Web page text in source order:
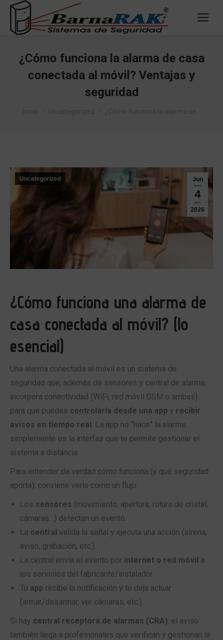
¿Cómo funciona la alarma de casa
conectada al móvil? Ventajas y
seguridad
Jun
4
2026
Uncategorized
¿Cómo funciona una alarma de
casa conectada al móvil? (lo
esencial)
Una alarma conectada al móvil es un sistema de
seguridad que, además de sensores y central de alarma,
incorpora conectividad (WiFi, red móvil GSM o ambas)
para que puedas controlarla desde una app y recibir
avisos en tiempo real. La app no “hace” la alarma:
simplemente es la interfaz que te permite gestionar el
sistema a distancia.
Para entender de verdad cómo funciona (y qué seguridad
aporta), conviene verlo como un flujo:
Los sensores (movimiento, apertura, rotura de cristal,
cámaras…) detectan un evento.
La central valida la señal y ejecuta una acción (sirena,
aviso, grabación, etc.).
La central envía el evento por internet o red móvil a
los servicios del fabricante/instalador.
Tu app recibe la notificación y te deja actuar
(armar/desarmar, ver cámaras, etc.).
Si hay central receptora de alarmas (CRA), el aviso
también llega a profesionales que verifican y gestionan la